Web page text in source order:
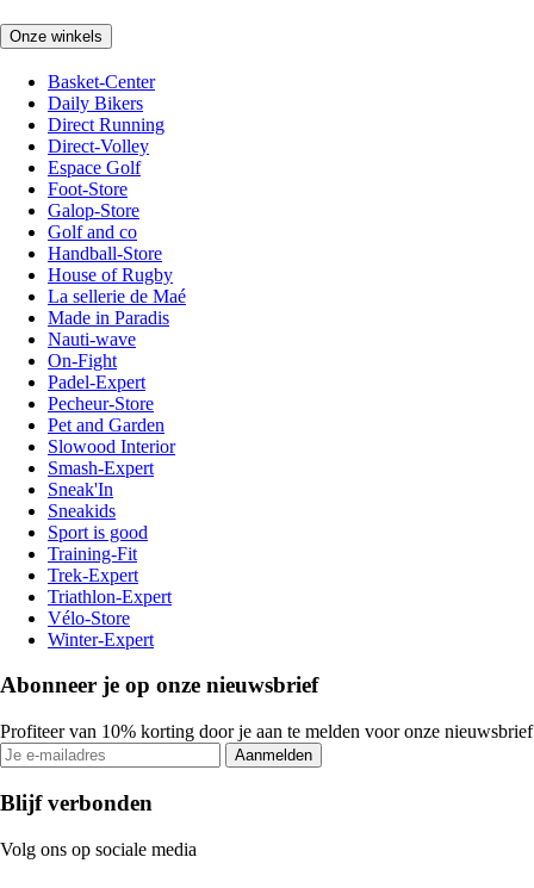
Onze winkels
Basket-Center
Daily Bikers
Direct Running
Direct-Volley
Espace Golf
Foot-Store
Galop-Store
Golf and co
Handball-Store
House of Rugby
La sellerie de Maé
Made in Paradis
Nauti-wave
On-Fight
Padel-Expert
Pecheur-Store
Pet and Garden
Slowood Interior
Smash-Expert
Sneak'In
Sneakids
Sport is good
Training-Fit
Trek-Expert
Triathlon-Expert
Vélo-Store
Winter-Expert
Abonneer je op onze nieuwsbrief
Profiteer van 10% korting door je aan te melden voor onze nieuwsbrief
Aanmelden
Blijf verbonden
Volg ons op sociale media